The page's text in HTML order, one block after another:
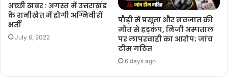
अच्छी खबर : अगस्त में उत्तराखंड
के रानीखेत में होगी अग्निवीरों
भर्ती
July 6, 2022
पौड़ी में प्रसूता और नवजात की
मौत से हड़कंप, निजी अस्पताल
पर लापरवाही का आरोप; जांच
टीम गठित
6 days ago